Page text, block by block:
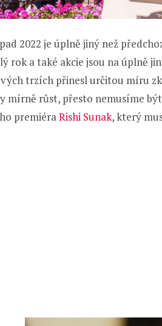
2022 je úplně jiný než
rok a také akcie jsou na úplně
trzích přinesl určitou míru
mírně růst, přesto nemusíme
premiéraRishi Sunak, který